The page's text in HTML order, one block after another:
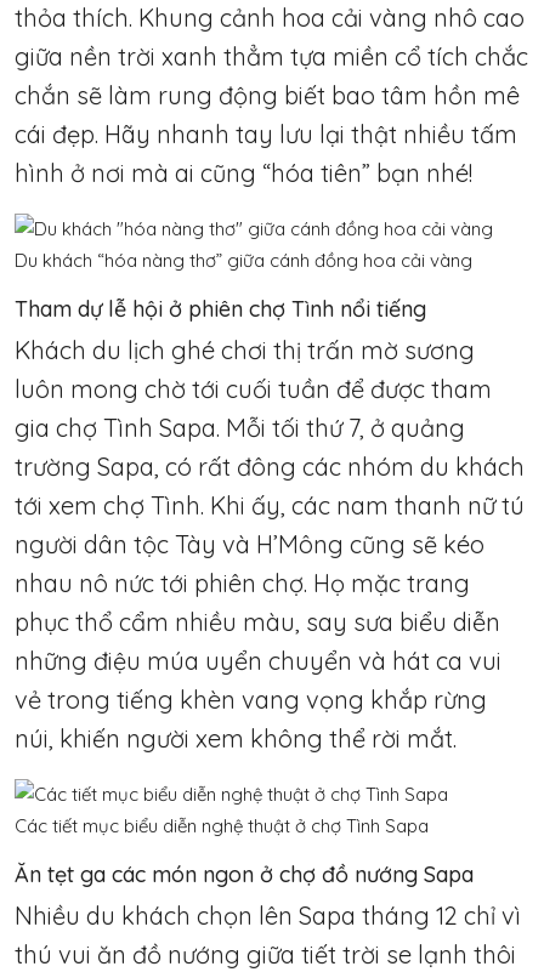
thỏa thích. Khung cảnh hoa cải vàng nhô cao
giữa nền trời xanh thẳm tựa miền cổ tích chắc
chắn sẽ làm rung động biết bao tâm hồn mê
cái đẹp. Hãy nhanh tay lưu lại thật nhiều tấm
hình ở nơi mà ai cũng “hóa tiên” bạn nhé!
Du khách “hóa nàng thơ” giữa cánh đồng hoa cải vàng
Tham dự lễ hội ở phiên chợ Tình nổi tiếng
Khách du lịch ghé chơi thị trấn mờ sương
luôn mong chờ tới cuối tuần để được tham
gia chợ Tình Sapa. Mỗi tối thứ 7, ở quảng
trường Sapa, có rất đông các nhóm du khách
tới xem chợ Tình. Khi ấy, các nam thanh nữ tú
người dân tộc Tày và H’Mông cũng sẽ kéo
nhau nô nức tới phiên chợ. Họ mặc trang
phục thổ cẩm nhiều màu, say sưa biểu diễn
những điệu múa uyển chuyển và hát ca vui
vẻ trong tiếng khèn vang vọng khắp rừng
núi, khiến người xem không thể rời mắt.
Các tiết mục biểu diễn nghệ thuật ở chợ Tình Sapa
Ăn tẹt ga các món ngon ở chợ đồ nướng Sapa
Nhiều du khách chọn lên Sapa tháng 12 chỉ vì
thú vui ăn đồ nướng giữa tiết trời se lạnh thôi